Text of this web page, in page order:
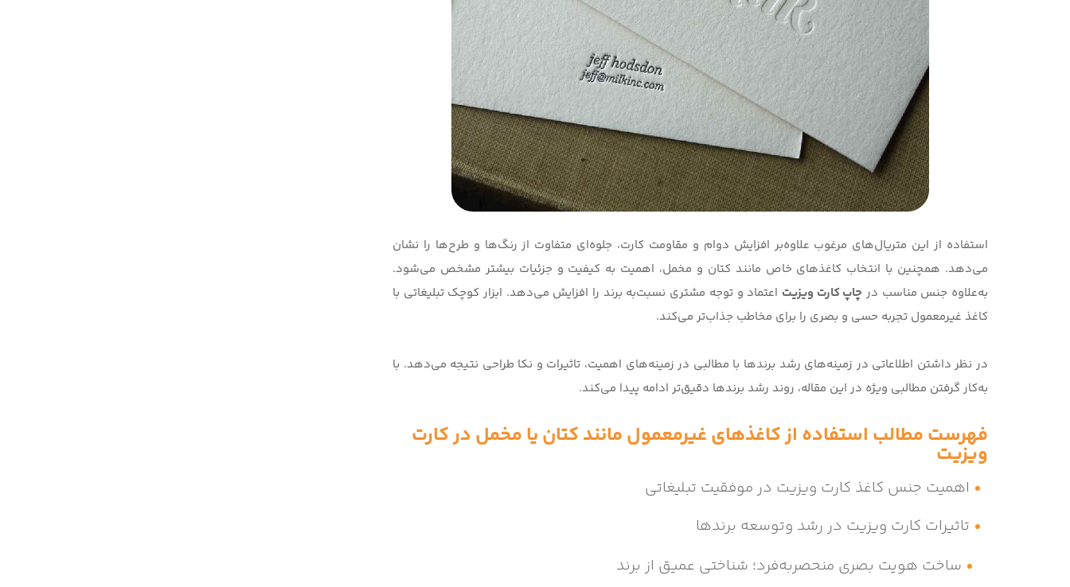
استفاده از این متریال‌ها‌ی مرغوب علاوه‌بر افزایش دوام و مقاومت کارت، جلوه‌ای متفاوت از رنگ‌ها و طرح‌ها را نشان
می‌دهد. همچنین با انتخاب کاغذهای خاص مانند کتان و مخمل، اهمیت به کیفیت و جزئیات بیشتر مشخص می‌شود.
به‌علاوه جنس مناسب در چاپ کارت ویزیت اعتماد و توجه مشتری نسبت‌به برند را افزایش می‌دهد. ابزار کوچک تبلیغاتی با
کاغذ غیرمعمول تجربه حسی و بصری را برای مخاطب جذاب‌تر می‌کند.
در نظر داشتن اطلاعاتی در زمینه‌های رشد برندها با مطالبی در زمینه‌های اهمیت، تاثیرات و نکا طراحی نتیجه می‌دهد. با
به‌کار گرفتن مطالبی ویژه در این مقاله، روند رشد برندها دقیق‌تر ادامه پیدا می‌کند.
فهرست مطالب استفاده از کاغذهای غیرمعمول مانند کتان یا مخمل در کارت
ویزیت
اهمیت جنس کاغذ کارت ویزیت در موفقیت تبلیغاتی
تاثیرات کارت ویزیت در رشد وتوسعه برندها
ساخت هویت بصری منحصربه‌فرد؛ شناختی عمیق از برند